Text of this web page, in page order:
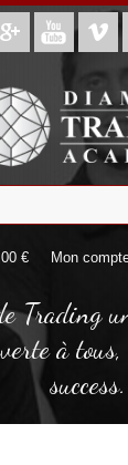
€ Mon
Trading
à
success.